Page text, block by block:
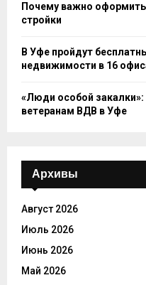
Почему важно
стройки
В Уфе пройдут
недвижимости в 16
«Люди особой
ветеранам ВДВ в Уфе
Архивы
Август 2026
Июль 2026
Июнь 2026
Май 2026